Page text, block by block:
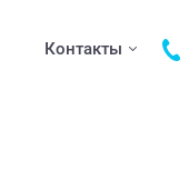
Контакты